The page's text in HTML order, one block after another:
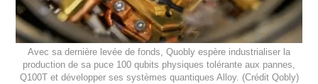
Avec sa dernière levée de fonds, Quobly espère industrialiser la
production de sa puce 100 qubits physiques tolérante aux pannes,
Q100T et développer ses systèmes quantiques Alloy. (Crédit Qobly)